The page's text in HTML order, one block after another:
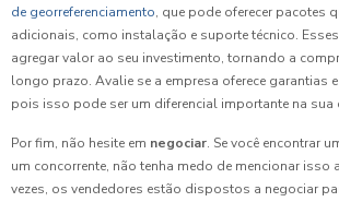
de georreferenciamento, que pode oferecer pacotes
adicionais, como instalação e suporte técnico.
agregar valor ao seu investimento, tornando a
longo prazo. Avalie se a empresa oferece garantias
pois isso pode ser um diferencial importante na sua
Por fim, não hesite em negociar. Se você encontrar
um concorrente, não tenha medo de mencionar isso
vezes, os vendedores estão dispostos a negociar